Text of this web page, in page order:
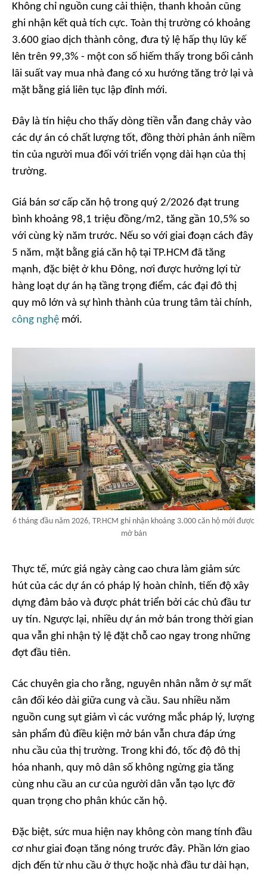
Không chỉ nguồn cung cải thiện, thanh khoản cũng
ghi nhận kết quả tích cực. Toàn thị trường có khoảng
3.600 giao dịch thành công, đưa tỷ lệ hấp thụ lũy kế
lên trên 99,3% - một con số hiếm thấy trong bối cảnh
lãi suất vay mua nhà đang có xu hướng tăng trở lại và
mặt bằng giá liên tục lập đỉnh mới.
Đây là tín hiệu cho thấy dòng tiền vẫn đang chảy vào
các dự án có chất lượng tốt, đồng thời phản ánh niềm
tin của người mua đối với triển vọng dài hạn của thị
trường.
Giá bán sơ cấp căn hộ trong quý 2/2026 đạt trung
bình khoảng 98,1 triệu đồng/m2, tăng gần 10,5% so
với cùng kỳ năm trước. Nếu so với giai đoạn cách đây
5 năm, mặt bằng giá căn hộ tại TP.HCM đã tăng
mạnh, đặc biệt ở khu Đông, nơi được hưởng lợi từ
hàng loạt dự án hạ tầng trọng điểm, các đại đô thị
quy mô lớn và sự hình thành của trung tâm tài chính,
công nghệ mới.
6 tháng đầu năm 2026, TP.HCM ghi nhận khoảng 3.000 căn hộ mới được
mở bán
Thực tế, mức giá ngày càng cao chưa làm giảm sức
hút của các dự án có pháp lý hoàn chỉnh, tiến độ xây
dựng đảm bảo và được phát triển bởi các chủ đầu tư
uy tín. Ngược lại, nhiều dự án mở bán trong thời gian
qua vẫn ghi nhận tỷ lệ đặt chỗ cao ngay trong những
đợt đầu tiên.
Các chuyên gia cho rằng, nguyên nhân nằm ở sự mất
cân đối kéo dài giữa cung và cầu. Sau nhiều năm
nguồn cung sụt giảm vì các vướng mắc pháp lý, lượng
sản phẩm đủ điều kiện mở bán vẫn chưa đáp ứng
nhu cầu của thị trường. Trong khi đó, tốc độ đô thị
hóa nhanh, quy mô dân số không ngừng gia tăng
cùng nhu cầu an cư của người dân vẫn tạo lực đỡ
quan trọng cho phân khúc căn hộ.
Đặc biệt, sức mua hiện nay không còn mang tính đầu
cơ như giai đoạn tăng nóng trước đây. Phần lớn giao
dịch đến từ nhu cầu ở thực hoặc nhà đầu tư dài hạn,